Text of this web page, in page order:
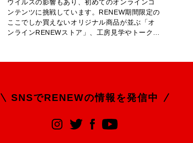
ウイルスの影響もあり、初めてのオンラインコ
ンテンツに挑戦しています。RENEW期間限定の
ここでしか買えないオリジナル商品が並ぶ「オ
ンラインRENEWストア」、工房見学やトーク…
SNSでRENEWの情報を発信中